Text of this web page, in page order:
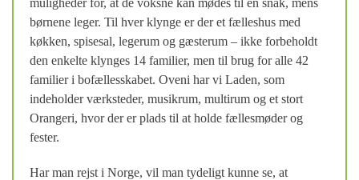
børnene leger. Til hver klynge er der et fælleshus med
køkken, spisesal, legerum og gæsterum – ikke forbeholdt
den enkelte klynges 14 familier, men til brug for alle 42
familier i bofællesskabet. Oveni har vi Laden, som
indeholder værksteder, musikrum, multirum og et stort
Orangeri, hvor der er plads til at holde fællesmøder og
fester.
Har man rejst i Norge, vil man tydeligt kunne se, at